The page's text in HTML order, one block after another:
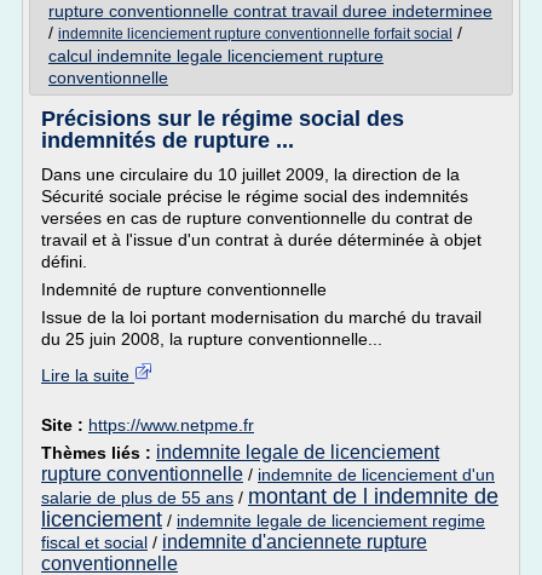
rupture conventionnelle contrat travail duree indeterminee
/ indemnite licenciement rupture conventionnelle forfait social /
calcul indemnite legale licenciement rupture
conventionnelle
Précisions sur le régime social des
indemnités de rupture ...
Dans une circulaire du 10 juillet 2009, la direction de la
Sécurité sociale précise le régime social des indemnités
versées en cas de rupture conventionnelle du contrat de
travail et à l'issue d'un contrat à durée déterminée à objet
défini.
Indemnité de rupture conventionnelle
Issue de la loi portant modernisation du marché du travail
du 25 juin 2008, la rupture conventionnelle...
Lire la suite
Site : https://www.netpme.fr
Thèmes liés : indemnite legale de licenciement
rupture conventionnelle / indemnite de licenciement d'un
salarie de plus de 55 ans / montant de l indemnite de
licenciement / indemnite legale de licenciement regime
fiscal et social / indemnite d'anciennete rupture
conventionnelle